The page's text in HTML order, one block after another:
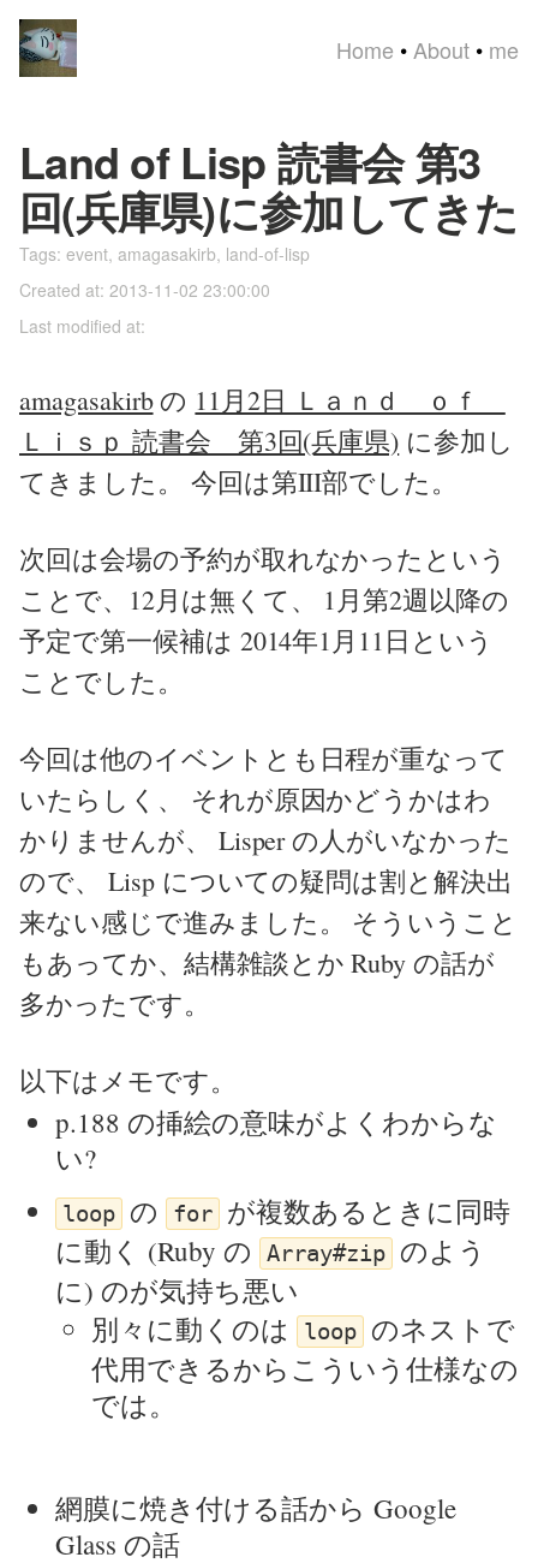
Home • About • me
Land of Lisp 読書会 第3
回(兵庫県)に参加してきた
Tags: event, amagasakirb, land-of-lisp
Created at: 2013-11-02 23:00:00
Last modified at:
amagasakirbの 11月2日 Ｌａｎｄ ｏｆ
Ｌｉｓｐ 読書会 第3回(兵庫県) に参加し
てきました。 今回は第III部でした。
次回は会場の予約が取れなかったという
ことで、12月は無くて、 1月第2週以降の
予定で第一候補は 2014年1月11日という
ことでした。
今回は他のイベントとも日程が重なって
いたらしく、 それが原因かどうかはわ
かりませんが、 Lisper の人がいなかった
ので、 Lisp についての疑問は割と解決出
来ない感じで進みました。 そういうこと
もあってか、結構雑談とか Ruby の話が
多かったです。
以下はメモです。
p.188 の挿絵の意味がよくわからな
い?
loop の for が複数あるときに同時
に動く (Ruby の
Array#zip のよう
に) のが気持ち悪い
別々に動くのは
loop のネストで
代用できるからこういう仕様なの
では。
網膜に焼き付ける話から Google
Glass の話